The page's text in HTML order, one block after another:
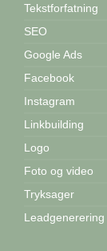
Tekstforfatning
SEO
Google Ads
Facebook
Instagram
Linkbuilding
Logo
Foto og video
Tryksager
Leadgenerering